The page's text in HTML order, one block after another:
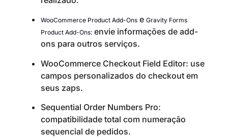
WooCommerce Product Add-Ons e Gravity Forms
Product Add-Ons: envie informações de add-
ons para outros serviços.
WooCommerce Checkout Field Editor: use
campos personalizados do checkout em
seus zaps.
Sequential Order Numbers Pro:
compatibilidade total com numeração
sequencial de pedidos.